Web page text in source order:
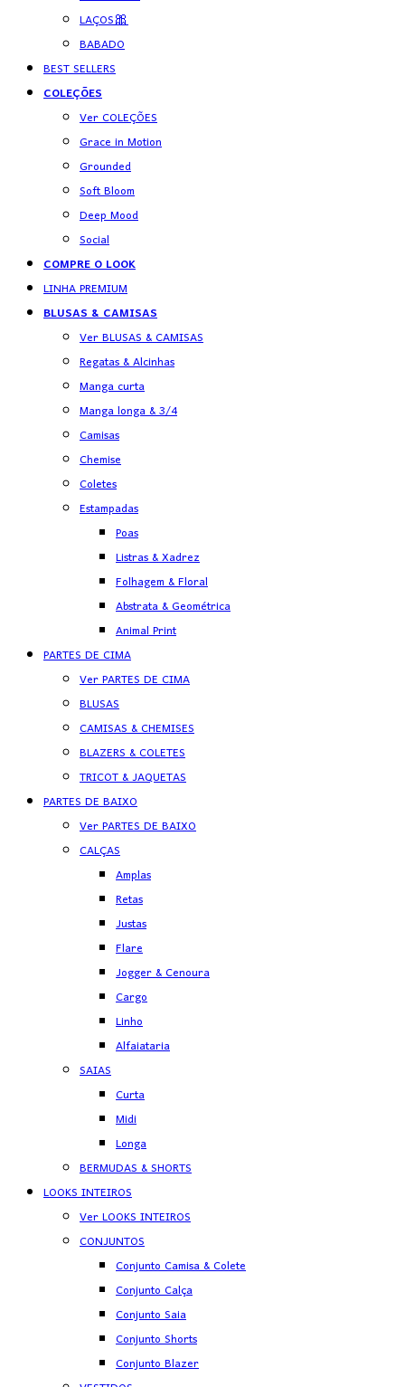
LAÇOS🎀
BABADO
BEST SELLERS
COLEÇÕES
Ver COLEÇÕES
Grace in Motion
Grounded
Soft Bloom
Deep Mood
Social
COMPRE O LOOK
LINHA PREMIUM
BLUSAS & CAMISAS
Ver BLUSAS & CAMISAS
Regatas & Alcinhas
Manga curta
Manga longa & 3/4
Camisas
Chemise
Coletes
Estampadas
Poas
Listras & Xadrez
Folhagem & Floral
Abstrata & Geométrica
Animal Print
PARTES DE CIMA
Ver PARTES DE CIMA
BLUSAS
CAMISAS & CHEMISES
BLAZERS & COLETES
TRICOT & JAQUETAS
PARTES DE BAIXO
Ver PARTES DE BAIXO
CALÇAS
Amplas
Retas
Justas
Flare
Jogger & Cenoura
Cargo
Linho
Alfaiataria
SAIAS
Curta
Midi
Longa
BERMUDAS & SHORTS
LOOKS INTEIROS
Ver LOOKS INTEIROS
CONJUNTOS
Conjunto Camisa & Colete
Conjunto Calça
Conjunto Saia
Conjunto Shorts
Conjunto Blazer